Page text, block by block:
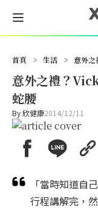
首頁 > 生活 > 意外
意外之禮？
蛇腰
By欣健康2014/12/11
「當時知道自
行程講解完，